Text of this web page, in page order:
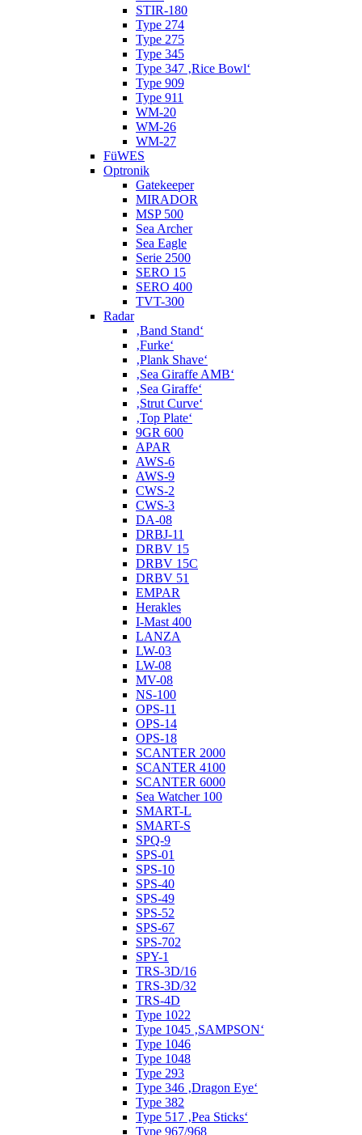
STIR-180
Type 274
Type 275
Type 345
Type 347 ‚Rice Bowl‘
Type 909
Type 911
WM-20
WM-26
WM-27
FüWES
Optronik
Gatekeeper
MIRADOR
MSP 500
Sea Archer
Sea Eagle
Serie 2500
SERO 15
SERO 400
TVT-300
Radar
‚Band Stand‘
‚Furke‘
‚Plank Shave‘
‚Sea Giraffe AMB‘
‚Sea Giraffe‘
‚Strut Curve‘
‚Top Plate‘
9GR 600
APAR
AWS-6
AWS-9
CWS-2
CWS-3
DA-08
DRBJ-11
DRBV 15
DRBV 15C
DRBV 51
EMPAR
Herakles
I-Mast 400
LANZA
LW-03
LW-08
MV-08
NS-100
OPS-11
OPS-14
OPS-18
SCANTER 2000
SCANTER 4100
SCANTER 6000
Sea Watcher 100
SMART-L
SMART-S
SPQ-9
SPS-01
SPS-10
SPS-40
SPS-49
SPS-52
SPS-67
SPS-702
SPY-1
TRS-3D/16
TRS-3D/32
TRS-4D
Type 1022
Type 1045 ‚SAMPSON‘
Type 1046
Type 1048
Type 293
Type 346 ‚Dragon Eye‘
Type 382
Type 517 ‚Pea Sticks‘
Type 967/968